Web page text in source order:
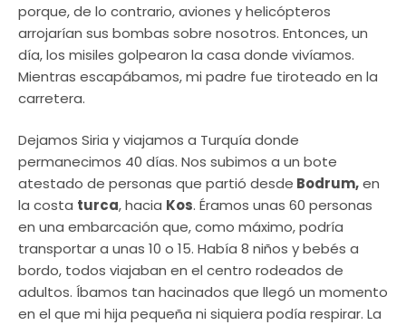
porque, de lo contrario, aviones y helicópteros
arrojarían sus bombas sobre nosotros. Entonces, un
día, los misiles golpearon la casa donde vivíamos.
Mientras escapábamos, mi padre fue tiroteado en la
carretera.
Dejamos Siria y viajamos a Turquía donde
permanecimos 40 días. Nos subimos a un bote
atestado de personas que partió desde Bodrum,en
la costa turca, hacia Kos. Éramos unas 60 personas
en una embarcación que, como máximo, podría
transportar a unas 10 o 15. Había 8 niños y bebés a
bordo, todos viajaban en el centro rodeados de
adultos. Íbamos tan hacinados que llegó un momento
en el que mi hija pequeña ni siquiera podía respirar. La